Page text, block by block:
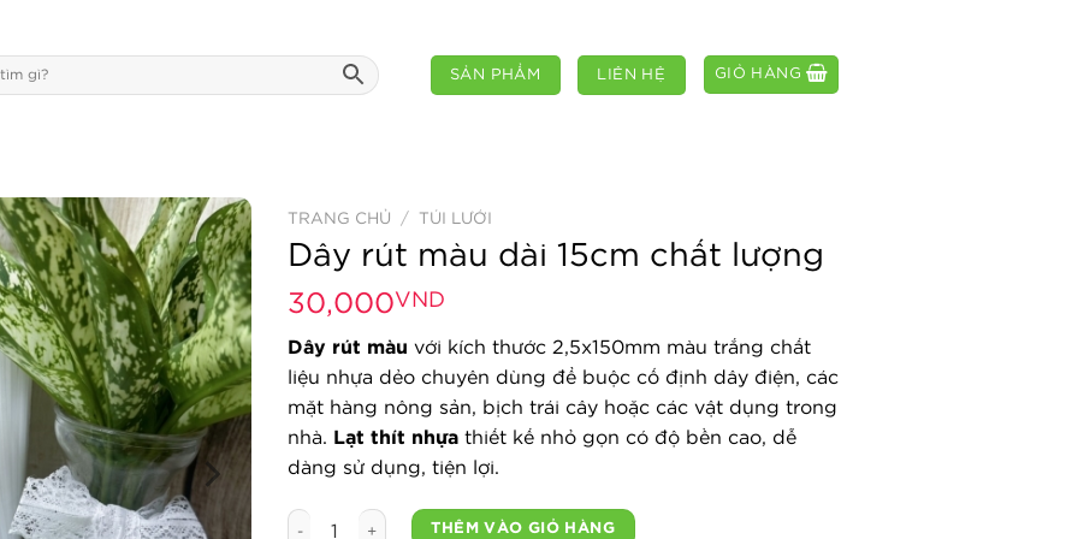
SẢN PHẨM LIÊN HỆ GIỎ HÀNG
TRANG CHỦ / TÚI LƯỚI
Dây rút màu dài 15cm chất lượng
30,000VND
Dây rút màu với kích thước 2,5x150mm màu trắng chất
liệu nhựa dẻo chuyên dùng để buộc cố định dây điện, các
mặt hàng nông sản, bịch trái cây hoặc các vật dụng trong
nhà. Lạt thít nhựa thiết kế nhỏ gọn có độ bền cao, dễ
dàng sử dụng, tiện lợi.
Dây rút màu dài 15cm chất lượng số lượng
THÊM VÀO GIỎ HÀNG